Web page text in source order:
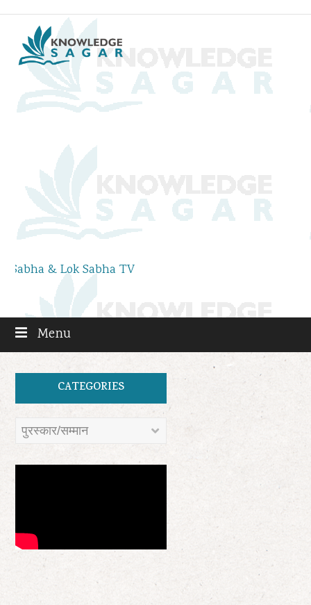
Watch Rajya Sabha & Lok Sabha
Menu
CATEGORIES
Categories